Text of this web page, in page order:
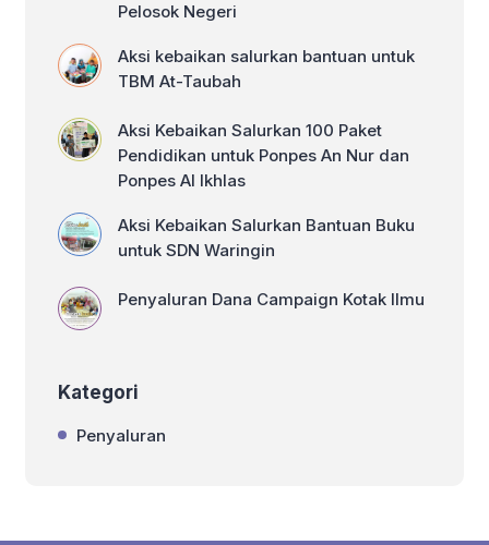
Pelosok Negeri
Aksi kebaikan salurkan bantuan untuk
TBM At-Taubah
Aksi Kebaikan Salurkan 100 Paket
Pendidikan untuk Ponpes An Nur dan
Ponpes Al Ikhlas
Aksi Kebaikan Salurkan Bantuan Buku
untuk SDN Waringin
Penyaluran Dana Campaign Kotak Ilmu
Kategori
Penyaluran